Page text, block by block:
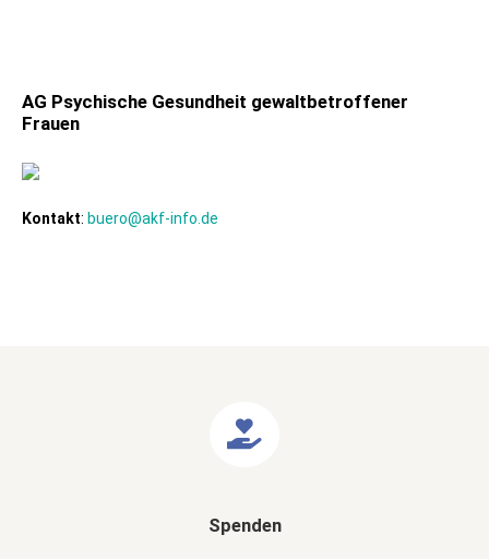
AG Psychische Gesundheit gewaltbetroffener
Frauen
Kontakt: buero@akf-info.de
Spenden